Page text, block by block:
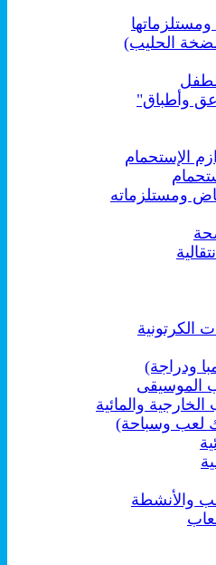
الحليب)
وأطباق"
الإستحمام
ومستلزماته
الكرتونية
ودراجة)
الموسيقى
الخارجية والمائية
لعب وسباحة)
والأنشطة